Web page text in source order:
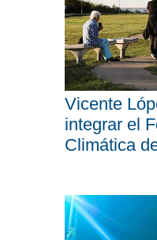
Vicente
integrar el
Climática